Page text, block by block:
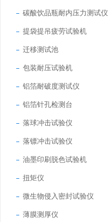
碳酸饮品瓶耐内压力测试仪
提袋提吊疲劳试验机
迁移测试池
包装耐压试验机
铝箔耐破度测试仪
铝箔针孔检测台
落球冲击试验仪
落镖冲击试验仪
油墨印刷脱色试验机
扭矩仪
微生物侵入密封试验仪
薄膜测厚仪